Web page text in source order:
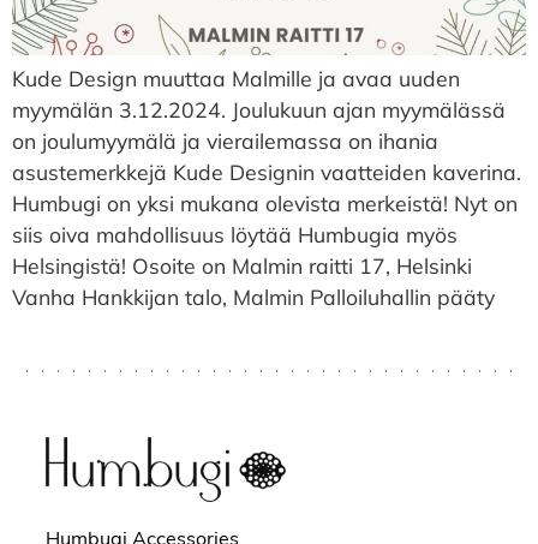
Kude Design muuttaa Malmille ja avaa uuden
myymälän 3.12.2024. Joulukuun ajan myymälässä
on joulumyymälä ja vierailemassa on ihania
asustemerkkejä Kude Designin vaatteiden kaverina.
Humbugi on yksi mukana olevista merkeistä! Nyt on
siis oiva mahdollisuus löytää Humbugia myös
Helsingistä! Osoite on Malmin raitti 17, Helsinki
Vanha Hankkijan talo, Malmin Palloiluhallin pääty